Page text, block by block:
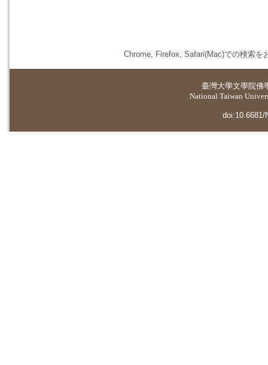
Chrome, Firefox, Safari(Mac)での検索を
臺灣大學文學院佛
National Taiwan
doi:10.6681/